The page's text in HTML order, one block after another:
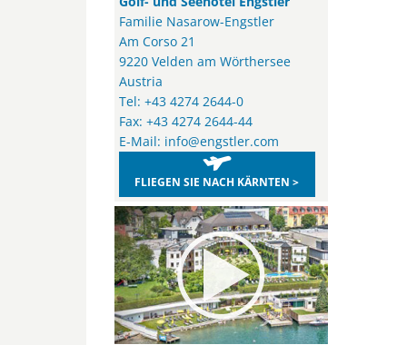
Familie Nasarow-Engstler
Am Corso 21
9220 Velden am Wörthersee
Austria
Tel: +43 4274 2644-0
Fax: +43 4274 2644-44
E-Mail: info@engstler.com
FLIEGEN SIE NACH KÄRNTEN >